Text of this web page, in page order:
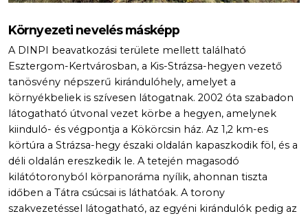
Környezeti nevelés másképp
A DINPI beavatkozási területe mellett található
Esztergom-Kertvárosban, a Kis-Strázsa-hegyen vezető
tanösvény népszerű kirándulóhely, amelyet a
környékbeliek is szívesen látogatnak. 2002 óta szabadon
látogatható útvonal vezet körbe a hegyen, amelynek
kiinduló- és végpontja a Kökörcsin ház. Az 1,2 km-es
körtúra a Strázsa-hegy északi oldalán kapaszkodik föl, és a
déli oldalán ereszkedik le. A tetején magasodó
kilátótoronyból körpanoráma nyílik, ahonnan tiszta
időben a Tátra csúcsai is láthatóak. A torony
szakvezetéssel látogatható, az egyéni kirándulók pedig az